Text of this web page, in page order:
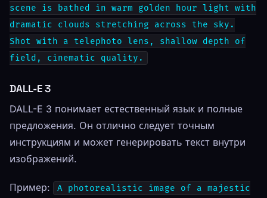
scene is bathed in warm golden hour light with
dramatic clouds stretching across the sky.
Shot with a telephoto lens, shallow depth of
field, cinematic quality.
DALL-E 3
DALL-E 3 понимает естественный язык и полные
предложения. Он отлично следует точным
инструкциям и может генерировать текст внутри
изображений.
Пример:
A photorealistic image of a majestic